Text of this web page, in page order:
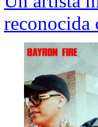
reconocida